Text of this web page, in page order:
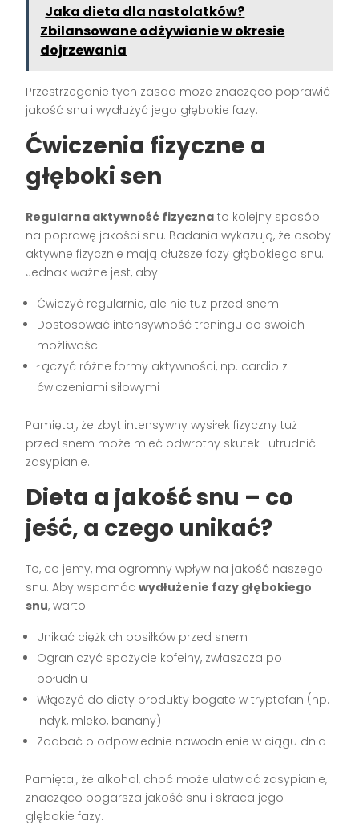
Jaka dieta dla nastolatków?
Zbilansowane odżywianie w okresie
dojrzewania
Przestrzeganie tych zasad może znacząco poprawić
jakość snu i wydłużyć jego głębokie fazy.
Ćwiczenia fizyczne a
głęboki sen
Regularna aktywność fizyczna to kolejny sposób
na poprawę jakości snu. Badania wykazują, że osoby
aktywne fizycznie mają dłuższe fazy głębokiego snu.
Jednak ważne jest, aby:
Ćwiczyć regularnie, ale nie tuż przed snem
Dostosować intensywność treningu do swoich
możliwości
Łączyć różne formy aktywności, np. cardio z
ćwiczeniami siłowymi
Pamiętaj, że zbyt intensywny wysiłek fizyczny tuż
przed snem może mieć odwrotny skutek i utrudnić
zasypianie.
Dieta a jakość snu – co
jeść, a czego unikać?
To, co jemy, ma ogromny wpływ na jakość naszego
snu. Aby wspomócwydłużenie fazy głębokiego
snu, warto:
Unikać ciężkich posiłków przed snem
Ograniczyć spożycie kofeiny, zwłaszcza po
południu
Włączyć do diety produkty bogate w tryptofan (np.
indyk, mleko, banany)
Zadbać o odpowiednie nawodnienie w ciągu dnia
Pamiętaj, że alkohol, choć może ułatwiać zasypianie,
znacząco pogarsza jakość snu i skraca jego
głębokie fazy.